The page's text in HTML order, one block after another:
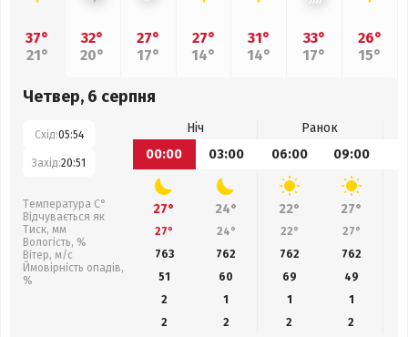
37°
21°
32°
20°
27°
17°
27°
14°
31°
14°
33°
17°
26°
15°
Четвер, 6 серпня
Схід:05:54
Захід:20:51
Температура С°
Відчувається як
Тиск, мм
Вологість, %
Вітер, м/с
Ймовірність опадів,
%
Ніч
Ранок
00:00
03:00 06:00 09:00
27° 24° 22° 27°
27° 24° 22° 27°
763
762 762 762
51
60 69 49
2
1 1
1
2
2 2 2